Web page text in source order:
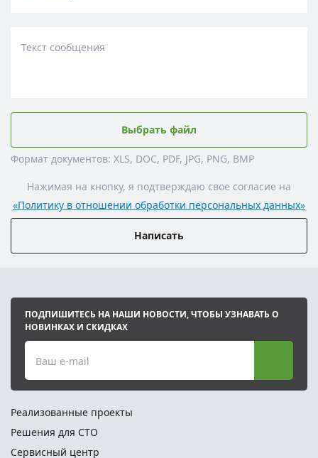
Текст сообщения
Выбрать файл
Формат документов: XLS, DOC, PDF, JPG, PNG, BMP
Нажимая на кнопку, я подтверждаю свое согласие на
«Политику в отношении обработки персональных данных»
Написать
ПОДПИШИТЕСЬ НА НАШИ НОВОСТИ, ЧТОБЫ УЗНАВАТЬ О
НОВИНКАХ И СКИДКАХ
Ваш e-mail
Реализованные проекты
Решения для СТО
Сервисный центр